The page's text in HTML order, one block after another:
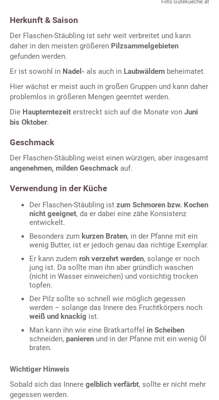
Foto Gutekueche.at
Herkunft & Saison
Der Flaschen-Stäubling ist sehr weit verbreitet und kann
daher in den meisten größeren Pilzsammelgebieten
gefunden werden.
Er ist sowohl in Nadel- als auch in Laubwäldern beheimatet.
Hier wächst er meist auch in großen Gruppen und kann daher
problemlos in größeren Mengen geerntet werden.
Die Haupterntezeit erstreckt sich auf die Monate von Juni
bis Oktober.
Geschmack
Der Flaschen-Stäubling weist einen würzigen, aber insgesamt
angenehmen, milden Geschmack auf.
Verwendung in der Küche
Der Flaschen-Stäubling ist zum Schmoren bzw. Kochen
nicht geeignet, da er dabei eine zähe Konsistenz
entwickelt.
Besonders zum kurzen Braten, in der Pfanne mit ein
wenig Butter, ist er jedoch genau das richtige Exemplar.
Er kann zudem roh verzehrt werden, solange er noch
jung ist. Da sollte man ihn aber gründlich waschen
(nicht in Wasser einweichen) und vorsichtig trocken
topfen.
Der Pilz sollte so schnell wie möglich gegessen
werden – solange das Innere des Fruchtkörpers noch
weiß und knackig ist.
Man kann ihn wie eine Bratkartoffel in Scheiben
schneiden, panieren und in der Pfanne mit ein wenig Öl
braten.
Wichtiger Hinweis
Sobald sich das Innere gelblich verfärbt, sollte er nicht mehr
gegessen werden.